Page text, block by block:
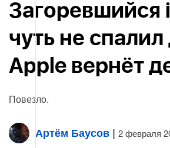
Загоревшийся
чуть не
Apple вернёт
Повезло.
Артём Баусов | 2 февраля